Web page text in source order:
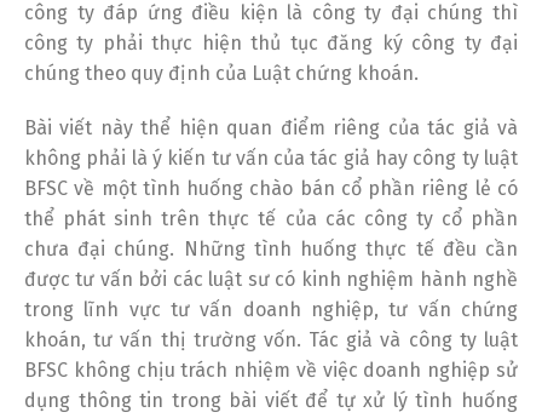
công ty đáp ứng điều kiện là công ty đại chúng thì
công ty phải thực hiện thủ tục đăng ký công ty đại
chúng theo quy định của Luật chứng khoán.
Bài viết này thể hiện quan điểm riêng của tác giả và
không phải là ý kiến tư vấn của tác giả hay công ty luật
BFSC về một tình huống chào bán cổ phần riêng lẻ có
thể phát sinh trên thực tế của các công ty cổ phần
chưa đại chúng. Những tình huống thực tế đều cần
được tư vấn bởi các luật sư có kinh nghiệm hành nghề
trong lĩnh vực tư vấn doanh nghiệp, tư vấn chứng
khoán, tư vấn thị trường vốn. Tác giả và công ty luật
BFSC không chịu trách nhiệm về việc doanh nghiệp sử
dụng thông tin trong bài viết để tự xử lý tình huống